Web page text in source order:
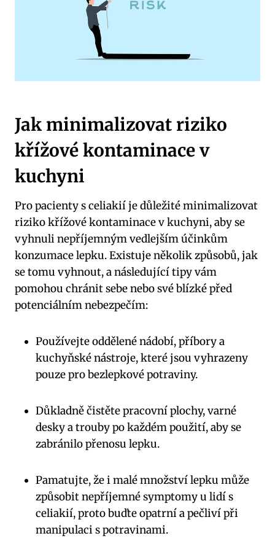
Jak minimalizovat riziko
křížové kontaminace v
kuchyni
Pro pacienty s celiakií je důležité minimalizovat
riziko křížové kontaminace v⁤ kuchyni, ⁢aby ​se ​
vyhnuli nepříjemným vedlejším účinkům
konzumace lepku. Existuje ⁢několik způsobů, jak
se tomu vyhnout,‍ a následující tipy vám
pomohou chránit sebe nebo své blízké ‌před
potenciálním nebezpečím:
Používejte oddělené nádobí,​ příbory a
kuchyňské⁤ nástroje, které jsou vyhrazeny
pouze pro bezlepkové potraviny.
Důkladně čistěte pracovní plochy, varné‍
desky a ​trouby po každém použití, aby se
zabránilo přenosu‍ lepku.
Pamatujte, že i malé množství ⁢lepku může
způsobit nepříjemné symptomy u lidí s
‌celiakií, proto buďte‍ opatrní ​a pečliví při
manipulaci s potravinami.